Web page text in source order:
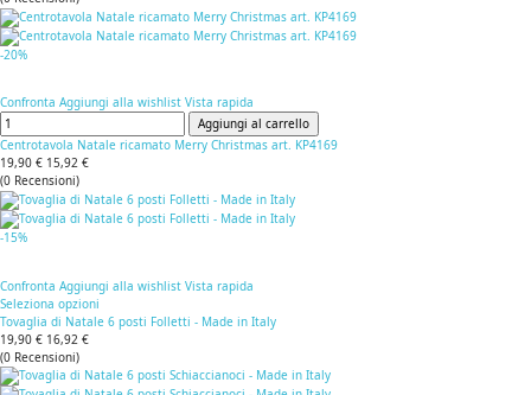
-20%
Confronta Aggiungi alla wishlist Vista rapida
Aggiungi al carrello
Centrotavola Natale ricamato Merry Christmas art. KP4169
19,90 € 15,92 €
(0 Recensioni)
-15%
Confronta Aggiungi alla wishlist Vista rapida
Seleziona opzioni
Tovaglia di Natale 6 posti Folletti - Made in Italy
19,90 € 16,92 €
(0 Recensioni)